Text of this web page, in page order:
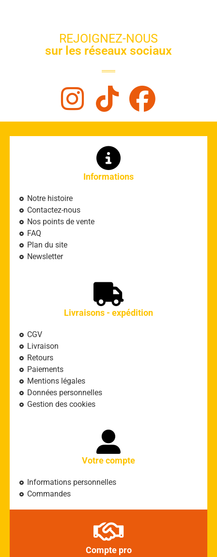
REJOIGNEZ-NOUS
sur les réseaux sociaux
Informations
Notre histoire
Contactez-nous
Nos points de vente
FAQ
Plan du site
Newsletter
Livraisons - expédition
CGV
Livraison
Retours
Paiements
Mentions légales
Données personnelles
Gestion des cookies
Votre compte
Informations personnelles
Commandes
Compte pro